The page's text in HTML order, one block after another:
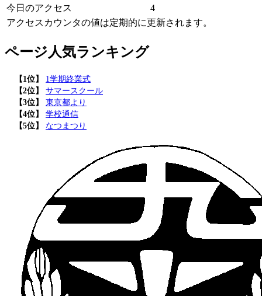
今日のアクセス
4
アクセスカウンタの値は定期的に更新されます。
ページ人気ランキング
【1位】
1学期終業式
【2位】
サマースクール
【3位】
東京都より
【4位】
学校通信
【5位】
なつまつり